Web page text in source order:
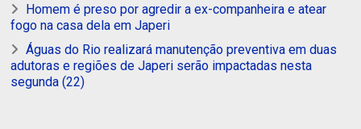
Homem é preso por agredir a ex-companheira e atear
fogo na casa dela em Japeri
Águas do Rio realizará manutenção preventiva em duas
adutoras e regiões de Japeri serão impactadas nesta
segunda (22)